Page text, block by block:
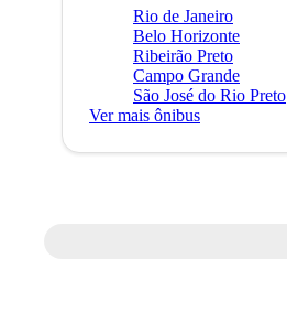
Rio de Janeiro
Belo Horizonte
Ribeirão Preto
Campo Grande
São José do Rio Preto
Ver mais ônibus